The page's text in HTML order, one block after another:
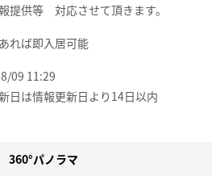
提供等 対応させて頂きます。
れば即入居可能
09 11:29
日は情報更新日より14日以内
360°パノラマ